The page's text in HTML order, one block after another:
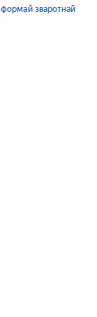
формай зваротнай